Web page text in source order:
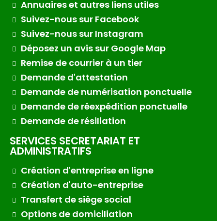
Annuaires et autres liens utiles
Suivez-nous sur Facebook
Suivez-nous sur Instagram
Déposez un avis sur Google Map
Remise de courrier à un tier
Demande d'attestation
Demande de numérisation ponctuelle
Demande de réexpédition ponctuelle
Demande de résiliation
SERVICES SECRETARIAT ET
ADMINISTRATIFS
Création d'entreprise en ligne
Création d'auto-entreprise
Transfert de siège social
Options de domiciliation